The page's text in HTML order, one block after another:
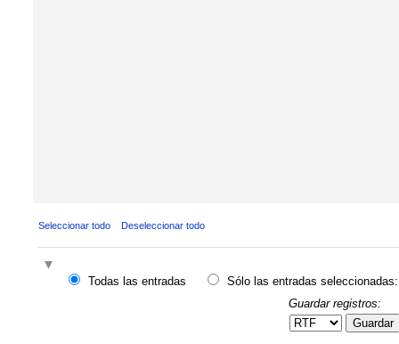
Seleccionar todo Deseleccionar todo
Todas las entradas
Sólo las entradas seleccionadas:
Guardar registros:
Guardar